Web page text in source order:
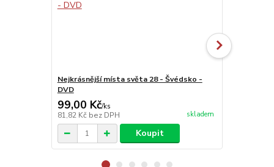
Nejkrásnější místa světa 28 - Švédsko -
DVD
99,00 Kč/ks
81,82 Kč bez DPH skladem
Koupit